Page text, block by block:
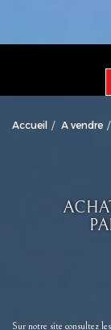
Accueil A vendre
Sur notre site consultez